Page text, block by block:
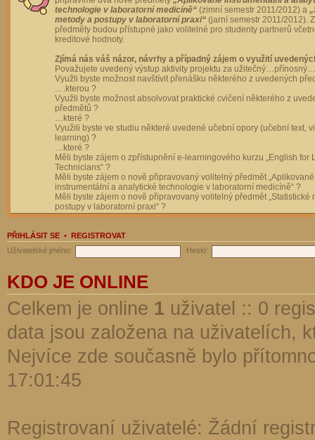
technologie v laboratorní medicíně“ (zimní semestr 2011/2012) a
metody a postupy v laboratorní praxi“ (jarní semestr 2011/2012).
předměty budou přístupné jako volitelné pro studenty partnerů
kreditové hodnoty.
Zjímá nás váš názor, návrhy a případný zájem o využití
Považujete uvedený výstup aktivity projektu za
Využli byste možnost navštívit přenášku některého z uvedených
….kterou ?
Využli byste možnost absolvovat praktické cvičení některého z
předmětů ?
…které ?
Využili byste ve studiu některé uvedené učební opory (učební text,
learning) ?
…které ?
Měli byste zájem o zpřístupnění e-learningového kurzu „English for
Technicians“ ?
Měli byste zájem o nově připravovaný volitelný předmět „Aplikované
instrumentální a analytické technologie v laboratorní medicíně“ ?
Měli byste zájem o nově připravovaný volitelný předmět „Statistické
postupy v laboratorní praxi“ ?
PŘIHLÁSIT SE • REGISTROVAT
Uživatelské jméno:
Heslo:
KDO JE ONLINE
Celkem je online 1 uživatel :: 0
data jsou založena na uživatelích,
Nejvíce zde současně bylo
17:01:45
Registrovaní uživatelé: Žádní